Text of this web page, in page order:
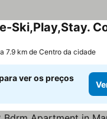
a 7.9 km de Centro da cidade
ver os preços